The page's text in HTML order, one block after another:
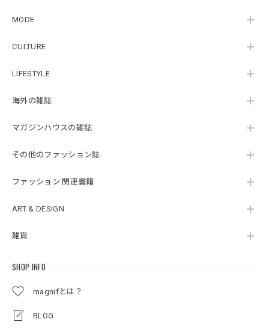
MODE
CULTURE
LIFESTYLE
海外の雑誌
マガジンハウスの雑誌
その他のファッション誌
ファッション 関連書籍
ART & DESIGN
雑貨
SHOP INFO
magnifとは？
BLOG